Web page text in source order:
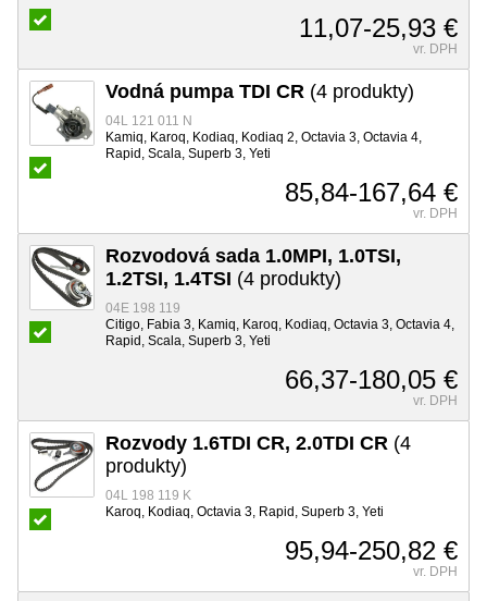
11,07-25,93 €
vr. DPH
Vodná pumpa TDI CR (4 produkty)
04L 121 011 N
Kamiq, Karoq, Kodiaq, Kodiaq 2, Octavia 3, Octavia 4,
Rapid, Scala, Superb 3, Yeti
85,84-167,64 €
vr. DPH
Rozvodová sada 1.0MPI, 1.0TSI,
1.2TSI, 1.4TSI (4 produkty)
04E 198 119
Citigo, Fabia 3, Kamiq, Karoq, Kodiaq, Octavia 3, Octavia 4,
Rapid, Scala, Superb 3, Yeti
66,37-180,05 €
vr. DPH
Rozvody 1.6TDI CR, 2.0TDI CR (4
produkty)
04L 198 119 K
Karoq, Kodiaq, Octavia 3, Rapid, Superb 3, Yeti
95,94-250,82 €
vr. DPH